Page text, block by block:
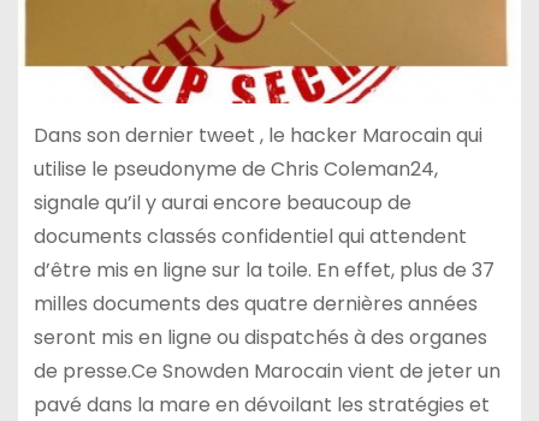
Dans son dernier tweet , le hacker Marocain qui
utilise le pseudonyme de Chris Coleman24,
signale qu’il y aurai encore beaucoup de
documents classés confidentiel qui attendent
d’être mis en ligne sur la toile. En effet, plus de 37
milles documents des quatre dernières années
seront mis en ligne ou dispatchés à des organes
de presse.Ce Snowden Marocain vient de jeter un
pavé dans la mare en dévoilant les stratégies et